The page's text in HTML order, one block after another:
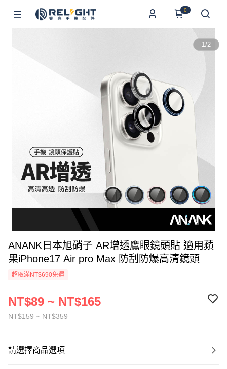
0
1/2
ANANK日本旭硝子 AR增透鷹眼鏡頭貼 適用蘋
果iPhone17 Air pro Max 防刮防爆高清鏡頭
超取滿NT$690免運
NT$159 ~ NT$359
NT$89 ~ NT$165
請選擇商品選項